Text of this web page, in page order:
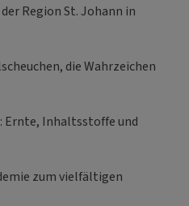
Region St. Johann in
die Wahrzeichen
Inhaltsstoffe und
zum vielfältigen